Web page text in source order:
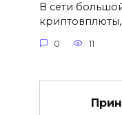
В сети
0 11